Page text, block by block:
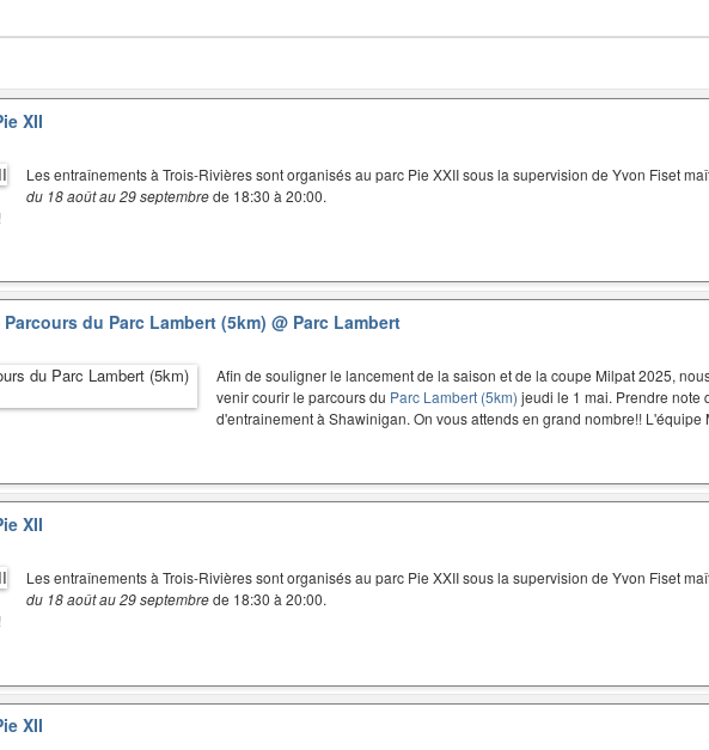
XII
Les entraînements à Trois-Rivières sont organisés au parc Pie XXII sous la supervision de Yvon Fiset
du 18 août au 29 septembrede 18:30 à 20:00.
du Parc Lambert (5km)@ Parc Lambert
Afin de souligner le lancement de la saison et de la coupe Milpat 2025,
venir courir le parcours du Parc Lambert (5km) jeudi le 1 mai. Prendre note
d'entrainement à Shawinigan. On vous attends en grand nombre!!
XII
Les entraînements à Trois-Rivières sont organisés au parc Pie XXII sous la supervision de Yvon Fiset
du 18 août au 29 septembrede 18:30 à 20:00.
XII